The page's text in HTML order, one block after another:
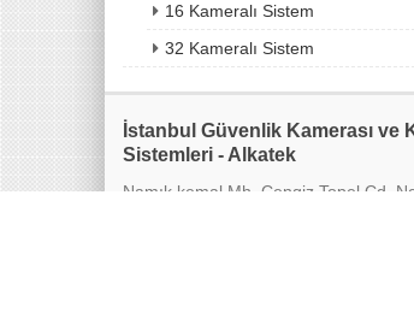
16 Kameralı Sistem
32 Kameralı Sistem
İstanbul Güvenlik Kamerası ve
Sistemleri - Alkatek
Namık kemal Mh. Cengiz Topel Cd.